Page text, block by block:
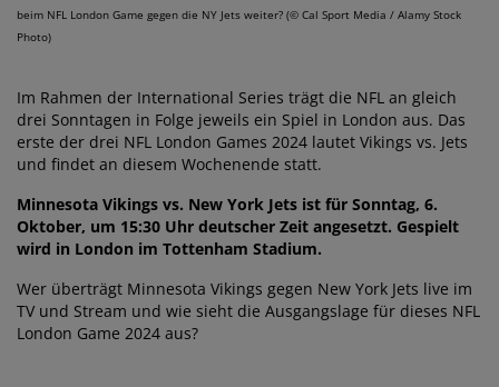
beim NFL London Game gegen die NY Jets weiter? (© Cal Sport Media / Alamy Stock
Photo)
Im Rahmen der International Series trägt die NFL an gleich
drei Sonntagen in Folge jeweils ein Spiel in London aus. Das
erste der drei NFL London Games 2024 lautet Vikings vs. Jets
und findet an diesem Wochenende statt.
Minnesota Vikings vs. New York Jets ist für Sonntag, 6.
Oktober, um 15:30 Uhr deutscher Zeit angesetzt. Gespielt
wird in London im Tottenham Stadium.
Wer überträgt Minnesota Vikings gegen New York Jets live im
TV und Stream und wie sieht die Ausgangslage für dieses NFL
London Game 2024 aus?